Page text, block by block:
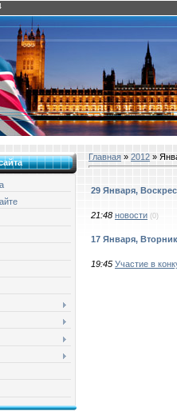
Главная » 2012 »
29 Января,
21:48 новости (0)
17 Января, Вторник
19:45 Участие в